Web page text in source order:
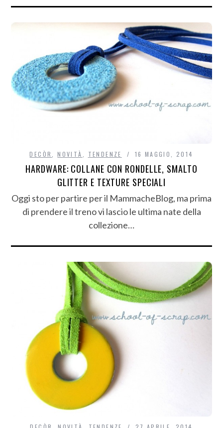
DECÒR ,NOVITÀ TENDENZE 16 MAGGIO, 2014
HARDWARE: COLLANE CON RONDELLE, SMALTO
GLITTER E TEXTURE SPECIALI
Oggi sto per partire per il MammacheBlog, ma prima
di prendere il treno vi lascio le ultima nate della
collezione…